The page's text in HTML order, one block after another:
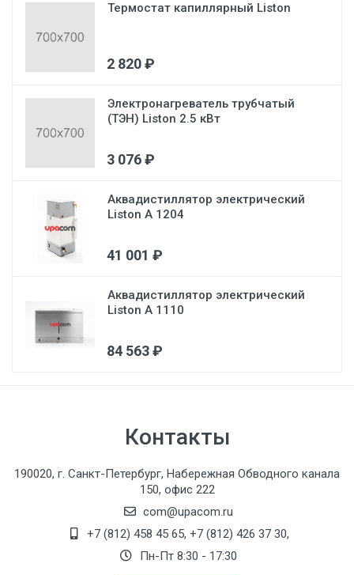
Термостат капиллярный Liston
2 820 ₽
Электронагреватель трубчатый
(ТЭН) Liston 2.5 кВт
3 076 ₽
Аквадистиллятор электрический
Liston A 1204
41 001 ₽
Аквадистиллятор электрический
Liston A 1110
84 563 ₽
Контакты
190020, г. Санкт-Петербург, Набережная Обводного канала
150, офис 222
com@upacom.ru
+7 (812) 458 45 65, +7 (812) 426 37 30,
Пн-Пт 8:30 - 17:30